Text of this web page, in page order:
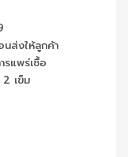
นส่งให้ลูกค้า
รแพร่เชื้อ
เข็ม